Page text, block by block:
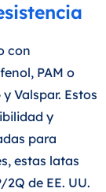
con
PAM o
Valspar. Estos
y
para
estas latas
de EE. UU.